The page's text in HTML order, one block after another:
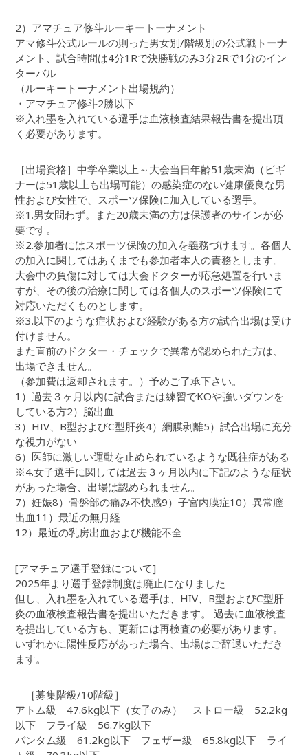
2）アマチュア修斗ルーキートーナメント
アマ修斗公式ルールの則った男女別/階級別の公式戦トーナ
メント、試合時間は4分1Rで決勝戦のみ3分2Rで1分のイン
ターバル
（ルーキートーナメント出場規約）
・アマチュア修斗2勝以下
※入れ墨を入れている選手は血液検査結果報告書を提出頂
く必要があります。
［出場資格］中学卒業以上～大会当日年齢51歳未満（ビギ
ナーは51歳以上も出場可能）の感染症のない健康優良な男
性および女性で、スポーツ保険に加入している選手。
※1.男女問わず。また20歳未満の方は保護者のサインが必
要です。
※2.参加者にはスポーツ保険の加入を義務づけます。各個人
の加入に関してはあくまでも参加者本人の責務とします。
大会中の負傷に対しては大会ドクターが応急処置を行いま
すが、その後の治療に関しては各個人のスポーツ保険にて
対応いただくものとします。
※3.以下のような症状および経験がある方の試合出場は受け
付けません。
また直前のドクター・チェックで異常が認められた方は、
出場できません。
（参加費は返却されます。）予めご了承下さい。
1）過去３ヶ月以内に試合または練習でKOや強いダウンを
している方2）脳出血
3）HIV、B型およびC型肝炎4）網膜剥離5）試合出場に充分
な視力がない
6）医師に激しい運動を止められているような既往症がある
※4.女子選手に関しては過去３ヶ月以内に下記のような症状
があった場合、出場は認められません。
7）妊娠8）骨盤部の痛み不快感9）子宮内膜症10）異常膣
出血11）最近の無月経
12）最近の乳房出血および機能不全
[アマチュア選手登録について]
2025年より選手登録制度は廃止になりました
但し、入れ墨を入れている選手は、HIV、B型およびC型肝
炎の血液検査報告書を提出いただきます。 過去に血液検査
を提出している方も、更新には再検査の必要があります。
いずれかに陽性反応があった場合、出場はご辞退いただき
ます。
［募集階級/10階級］
アトム級 47.6kg以下（女子のみ） ストロー級 52.2kg
以下 フライ級 56.7kg以下
バンタム級 61.2kg以下 フェザー級 65.8kg以下 ライ